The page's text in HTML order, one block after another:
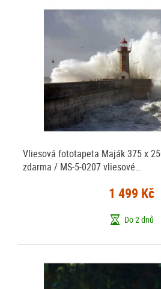
Vliesová fototapeta Maják 375 x
zdarma / MS-5-0207 vliesové…
1 499 Kč
Do 2 dnů